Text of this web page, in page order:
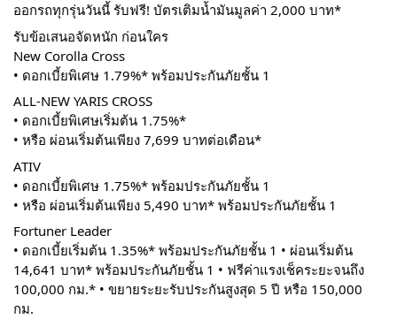
ออกรถทุกรุ่นวันนี้ รับฟรี! บัตรเติมน้ำมันมูลค่า 2,000 บาท*
รับข้อเสนอจัดหนัก ก่อนใคร
New Corolla Cross
• ดอกเบี้ยพิเศษ 1.79%* พร้อมประกันภัยชั้น 1
ALL-NEW YARIS CROSS
• ดอกเบี้ยพิเศษเริ่มต้น 1.75%*
• หรือ ผ่อนเริ่มต้นเพียง 7,699 บาทต่อเดือน*
ATIV
• ดอกเบี้ยพิเศษ 1.75%* พร้อมประกันภัยชั้น 1
• หรือ ผ่อนเริ่มต้นเพียง 5,490 บาท* พร้อมประกันภัยชั้น 1
Fortuner Leader
• ดอกเบี้ยเริ่มต้น 1.35%* พร้อมประกันภัยชั้น 1 • ผ่อนเริ่มต้น
14,641 บาท* พร้อมประกันภัยชั้น 1 • ฟรีค่าแรงเช็คระยะจนถึง
100,000 กม.* • ขยายระยะรับประกันสูงสุด 5 ปี หรือ 150,000
กม.